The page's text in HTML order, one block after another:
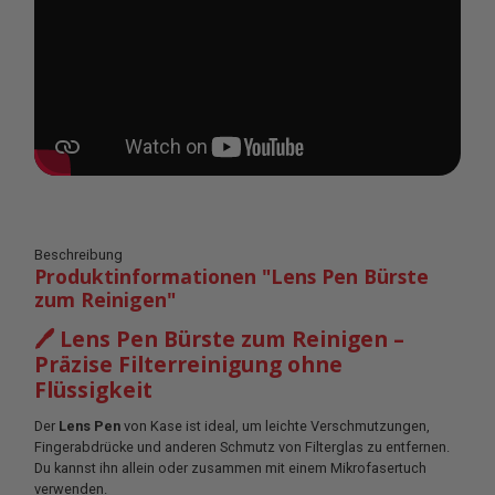
Beschreibung
Produktinformationen "Lens Pen Bürste
zum Reinigen"
🖊️ Lens Pen Bürste zum Reinigen –
Präzise Filterreinigung ohne
Flüssigkeit
Der Lens Pen von Kase ist ideal, um leichte Verschmutzungen,
Fingerabdrücke und anderen Schmutz von Filterglas zu entfernen.
Du kannst ihn allein oder zusammen mit einem Mikrofasertuch
verwenden.